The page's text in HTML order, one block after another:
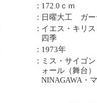
： 172.0ｃｍ
： 日曜大工 ガ
： イエス・キリ
四季
： 1973年
： ミス・サイゴ
ォール（舞台
NINAGAWA・